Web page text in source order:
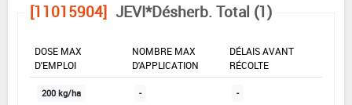
[11015904] JEVI*Désherb. Total (1)
DOSE MAX
D'EMPLOI
NOMBRE MAX
D'APPLICATION
DÉLAIS AVANT
RÉCOLTE
200 kg/ha - -